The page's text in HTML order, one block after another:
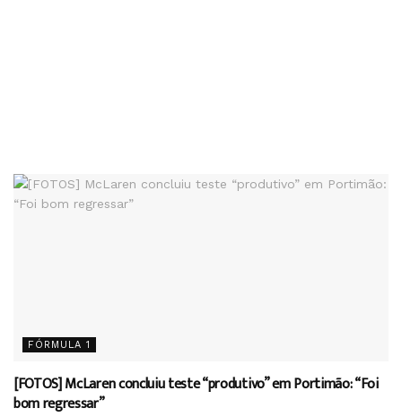
FÓRMULA 1
[FOTOS] McLaren concluiu teste “produtivo” em Portimão: “Foi
bom regressar”